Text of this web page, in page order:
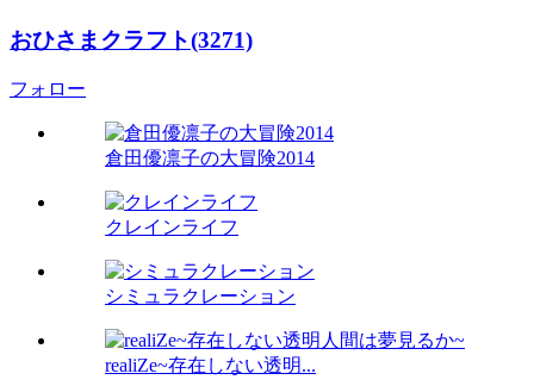
おひさまクラフト(3271)
フォロー
倉田優凛子の大冒険2014
クレインライフ
シミュラクレーション
realiZe~存在しない透明...